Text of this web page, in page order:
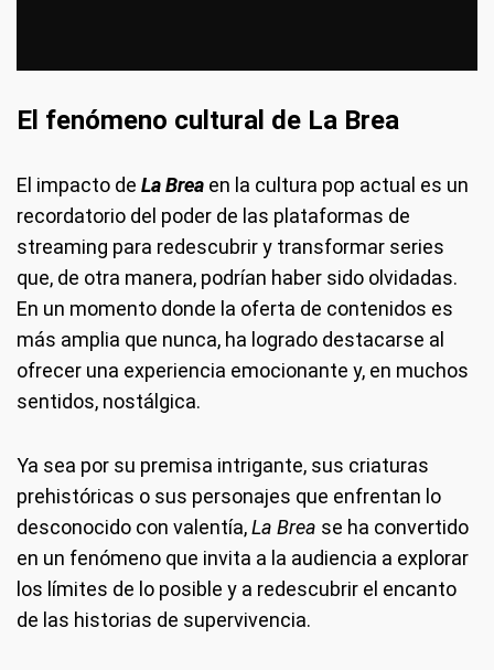
El fenómeno cultural de La Brea
El impacto de La Brea en la cultura pop actual es un
recordatorio del poder de las plataformas de
streaming para redescubrir y transformar series
que, de otra manera, podrían haber sido olvidadas.
En un momento donde la oferta de contenidos es
más amplia que nunca, ha logrado destacarse al
ofrecer una experiencia emocionante y, en muchos
sentidos, nostálgica.
Ya sea por su premisa intrigante, sus criaturas
prehistóricas o sus personajes que enfrentan lo
desconocido con valentía,La Brea se ha convertido
en un fenómeno que invita a la audiencia a explorar
los límites de lo posible y a redescubrir el encanto
de las historias de supervivencia.